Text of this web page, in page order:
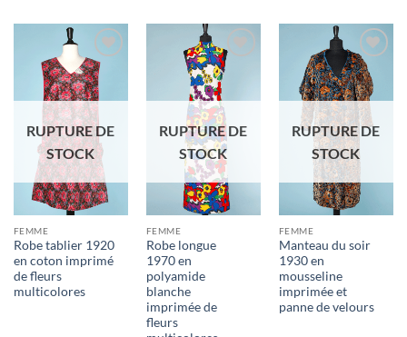
Ajouter
à la liste
d'envies
RUPTURE DE
STOCK
FEMME
Robe tablier 1920
en coton imprimé
de fleurs
multicolores
Ajouter
à la liste
d'envies
RUPTURE DE
STOCK
FEMME
Robe longue
1970 en
polyamide
blanche
imprimée de
fleurs
Ajouter
à la liste
d'envies
RUPTURE DE
STOCK
FEMME
Manteau du soir
1930 en
mousseline
imprimée et
panne de velours